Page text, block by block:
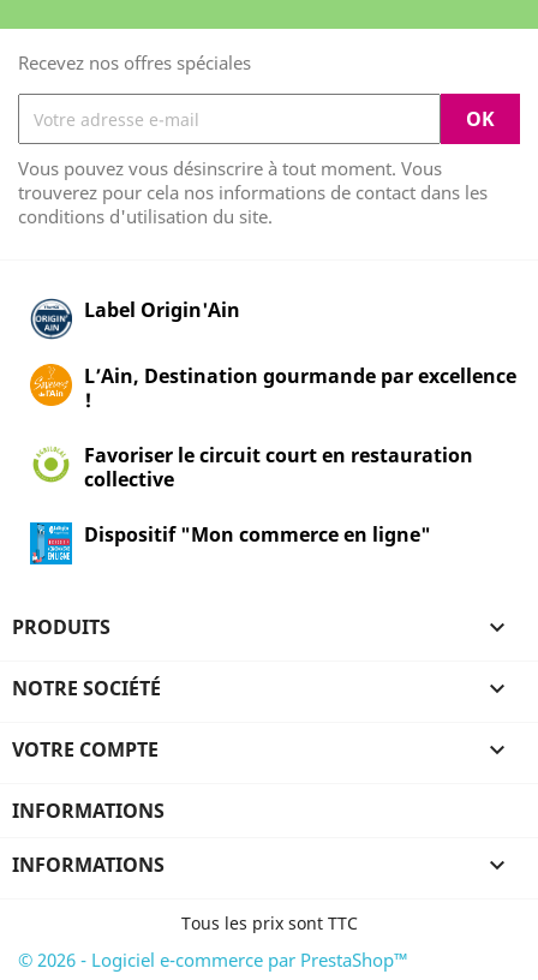
Recevez nos offres spéciales
Vous pouvez vous désinscrire à tout moment. Vous
trouverez pour cela nos informations de contact dans les
conditions d'utilisation du site.
Label Origin'Ain
L’Ain, Destination gourmande par excellence
!
Favoriser le circuit court en restauration
collective
Dispositif "Mon commerce en ligne"
PRODUITS 
NOTRE SOCIÉTÉ 
VOTRE COMPTE 
INFORMATIONS
INFORMATIONS 
Tous les prix sont TTC
© 2026 - Logiciel e-commerce par PrestaShop™